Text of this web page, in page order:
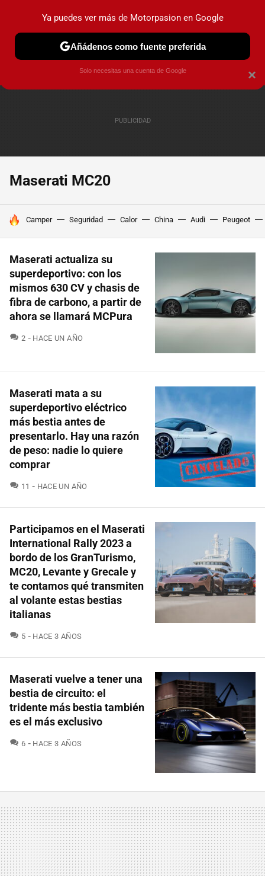
PRUEBAS COCHES ELÉCTRICOS OBSERVATORIO
Maserati MC20
HOY SE HABLA DE
Camper Seguridad Calor China Audi Peugeot
Maserati actualiza su
superdeportivo: con los
mismos 630 CV y chasis de
fibra de carbono, a partir de
ahora se llamará MCPura
2 COMENTARIOS
HACE UN AÑO
Maserati mata a su
superdeportivo eléctrico
más bestia antes de
presentarlo. Hay una razón
de peso: nadie lo quiere
comprar
11 COMENTARIOS
HACE UN AÑO
Participamos en el Maserati
International Rally 2023 a
bordo de los GranTurismo,
MC20, Levante y Grecale y
te contamos qué transmiten
al volante estas bestias
italianas
5 COMENTARIOS
HACE 3 AÑOS
Maserati vuelve a tener una
bestia de circuito: el
tridente más bestia también
es el más exclusivo
6 COMENTARIOS
HACE 3 AÑOS
×
Ya puedes ver más de Motorpasion en Google
Añádenos como fuente preferida
Solo necesitas una cuenta de Google